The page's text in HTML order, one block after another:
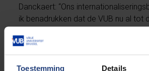
Toestemming Details
Danckaert: “Ons
ik benadrukken dat de VUB nu al tot
Om dat te versterken zetten we
Eutopia-alliantie, een samenwerking
andere Europese universiteiten."